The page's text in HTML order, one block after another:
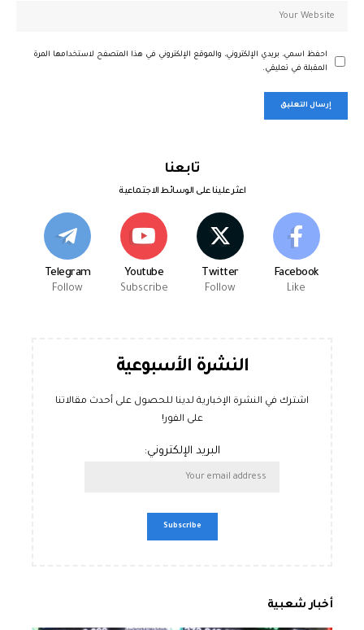
احفظ اسمي، بريدي الإلكتروني، والموقع الإلكتروني في هذا المتصفح لاستخدامها المرة
المقبلة في تعليقي.
تابعنا
اعثر علينا على الوسائط الاجتماعية
Facebook
Like
Twitter
Follow
Youtube
Subscribe
Telegram
Follow
النشرة الأسبوعية
اشترك في النشرة الإخبارية لدينا للحصول على أحدث مقالاتنا
على الفور!
البريد الإلكتروني:
أخبار شعبية